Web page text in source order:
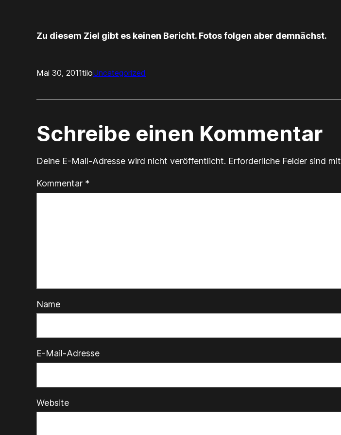
Zu diesem Ziel gibt es keinen Bericht. Fotos folgen aber demnächst.
Mai 30, 2011tiloUncategorized
Schreibe einen Kommentar
Deine E-Mail-Adresse wird nicht veröffentlicht. Erforderliche Felder sind mit
Kommentar *
Name
E-Mail-Adresse
Website